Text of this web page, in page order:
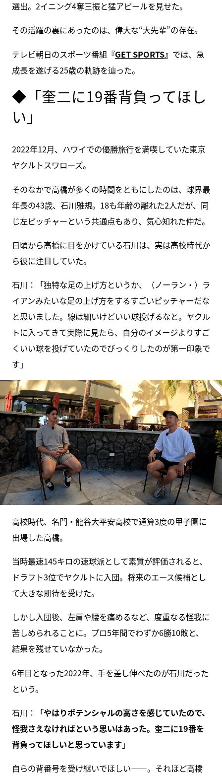
選出。2イニング4奪三振と猛アピールを見せた。
その活躍の裏にあったのは、偉大な“大先輩”の存在。
テレビ朝日のスポーツ番組 『GET SPORTS』 では、急
成長を遂げる25歳の軌跡を辿った。
◆「奎二に19番背負ってほし
い」
2022年12月、ハワイでの優勝旅行を満喫していた東京
ヤクルトスワローズ。
そのなかで高橋が多くの時間をともにしたのは、球界最
年長の43歳、石川雅規。18も年齢の離れた2人だが、同
じ左ピッチャーという共通点もあり、気心知れた仲だ。
日頃から高橋に目をかけている石川は、実は高校時代か
ら彼に注目していた。
石川：「独特な足の上げ方というか、（ノーラン・）ラ
イアンみたいな足の上げ方をするすごいピッチャーだな
と思いました。線は細いけどいい球投げるなと。ヤクル
トに入ってきて実際に見たら、自分のイメージよりすご
くいい球を投げていたのでびっくりしたのが第一印象で
す」
高校時代、名門・龍谷大平安高校で通算3度の甲子園に
出場した高橋。
当時最速145キロの速球派として素質が評価されると、
ドラフト3位でヤクルトに入団。将来のエース候補とし
て大きな期待を受けた。
しかし入団後、左肩や腰を痛めるなど、度重なる怪我に
苦しめられることに。プロ5年間でわずか6勝10敗と、
結果を残せていなかった。
6年目となった2022年、手を差し伸べたのが石川だった
という。
石川：「やはりポテンシャルの高さを感じていたので、
怪我さえなければという思いはあった。奎二に19番を
背負ってほしいと思っています」
自らの背番号を受け継いでほしい――。それほど高橋